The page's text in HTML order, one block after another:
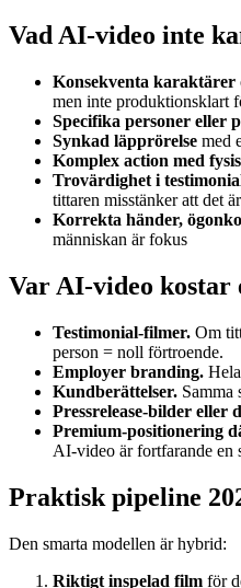
Vad AI-video inte
Konsekventa karaktärer
men inte produktionsklart
Specifika personer eller
Synkad läpprörelse med
Komplex action med
Trovärdighet i
tittaren misstänker att det
Korrekta händer,
människan är fokus
Var AI-video
Testimonial-filmer. Om
person = noll förtroende.
Employer branding.
Kundberättelser. Samma
Pressrelease-bilder eller
Premium-positionering
AI-video är fortfarande en
Praktisk pipeline
Den smarta modellen är hybrid:
Riktigt inspelad film för